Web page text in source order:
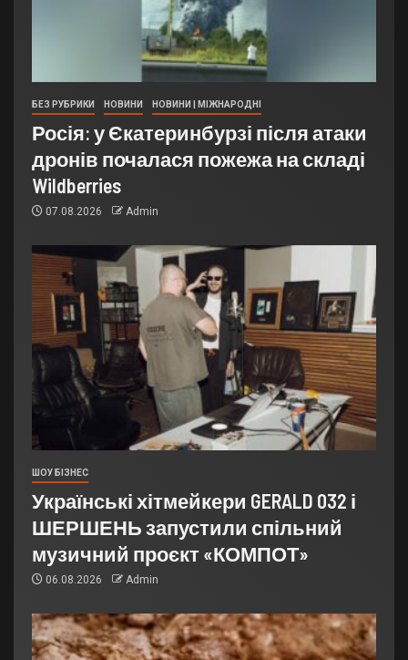
БЕЗ РУБРИКИ НОВИНИ НОВИНИ | МІЖНАРОДНІ
Росія: у Єкатеринбурзі після атаки
дронів почалася пожежа на складі
Wildberries
07.08.2026 Admin
ШОУ БІЗНЕС
Українські хітмейкери GERALD 032 і
ШЕРШЕНЬ запустили спільний
музичний проєкт «КОМПОТ»
06.08.2026 Admin